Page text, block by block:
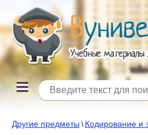
Другие предметы \ Кодирование